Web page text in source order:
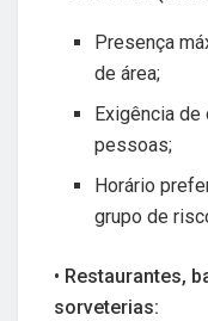
Presença
de área;
Exigência de
pessoas;
Horário
grupo de
• Restaurantes,
sorveterias: